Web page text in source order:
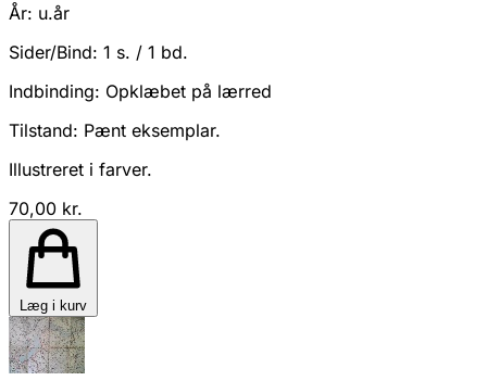
År: u.år
Sider/Bind: 1 s. / 1 bd.
Indbinding: Opklæbet på lærred
Tilstand: Pænt eksemplar.
Illustreret i farver.
70,00 kr.
Læg i kurv